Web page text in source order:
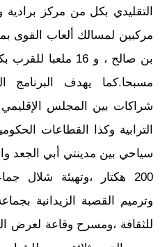
التقليدي بكل من مركز
مركبين لمسالك ألعاب القوى
مسبحا.كما يهدف البرنامج
شراكات بين المجلس
الترابية وكذا القطاعات
سياحي بين مدينتي أبي الجعد
200 هكتار ،وتهيئة
للثقافة ،ومسرح وقاعة لعرض